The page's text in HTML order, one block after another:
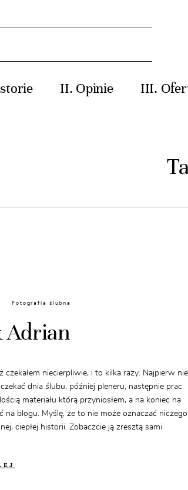
Opinie
Fotografia ślubna
Adrian
czekałem niecierpliwie, i to kilka razy. Najpierw nie
dnia ślubu, później pleneru, następnie prac
materiału którą przyniosłem, a na koniec na
na blogu. Myślę, że to nie może oznaczać niczego
ciepłej historii. Zobaczcie ją zresztą sami.